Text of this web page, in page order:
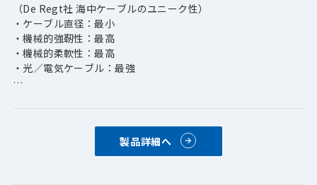
（De Regt社 海中ケーブルのユニーク性）
・ケーブル直径：最小
・機械的強靭性：最高
・機械的柔軟性：最高
・光／電気ケーブル：最強
・ROV吊索ケーブル：6000m（最高深度）
・曳航ケーブル：3000m（最高深度）
・掘削機ケーブル：1500m（最高深度）
・光／電気ケーブル：115T（最高強度）
製品詳細へ